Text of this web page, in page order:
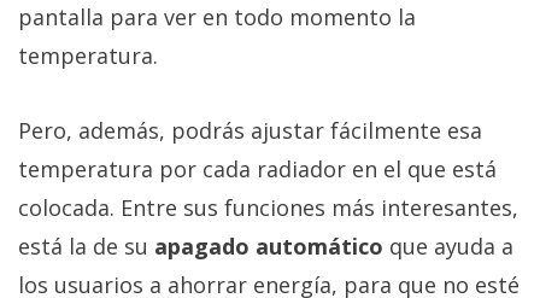
pantalla para ver en todo momento la
temperatura.
Pero, además, podrás ajustar fácilmente esa
temperatura por cada radiador en el que está
colocada. Entre sus funciones más interesantes,
está la de su apagado automático que ayuda a
los usuarios a ahorrar energía, para que no esté